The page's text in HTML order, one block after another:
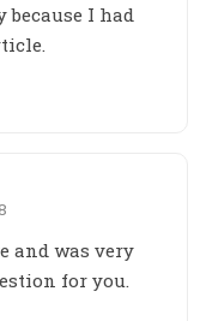
I had
and was very
for you.